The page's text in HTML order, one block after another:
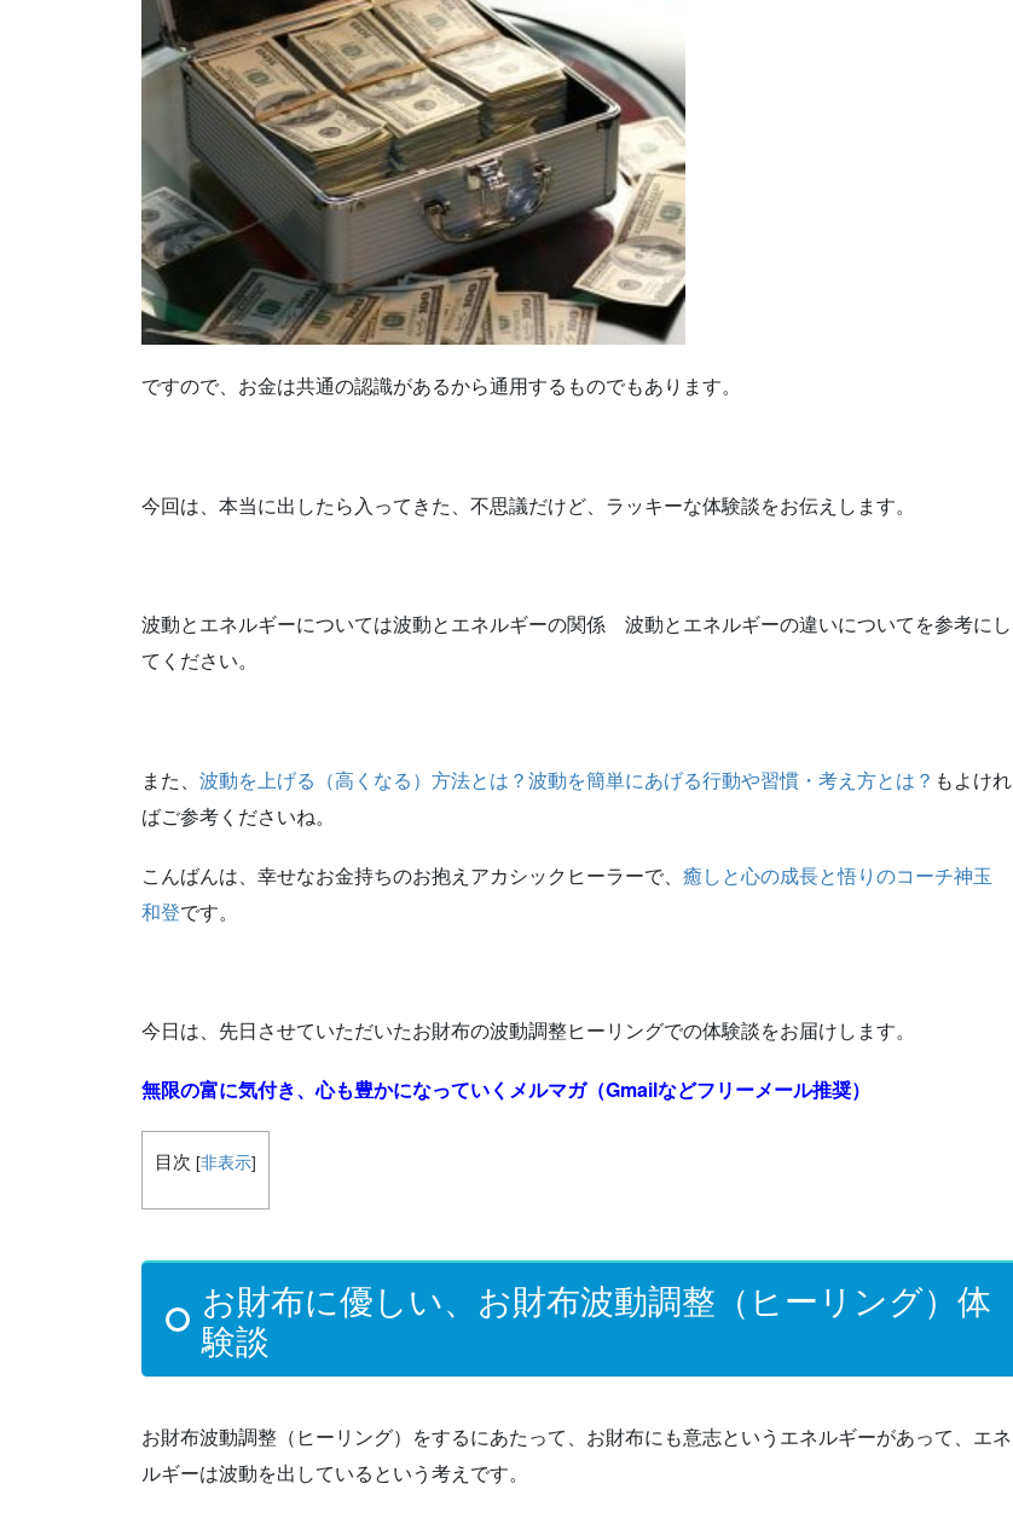
ですので、お金は共通の認識があるから通用するものでもあります。
今回は、本当に出したら入ってきた、不思議だけど、ラッキーな体験談をお伝えします。
波動とエネルギーについては波動とエネルギーの関係 波動とエネルギーの違いについてを参考にし
てください。
また、 波動を上げる（高くなる）方法とは？波動を簡単にあげる行動や習慣・考え方とは？ もよけれ
ばご参考くださいね。
こんばんは、幸せなお金持ちのお抱えアカシックヒーラーで、 癒しと心の成長と悟りのコーチ神玉
和登です。
今日は、先日させていただいたお財布の波動調整ヒーリングでの体験談をお届けします。
無限の富に気付き、心も豊かになっていくメルマガ（Gmailなどフリーメール推奨）
目次 [非表示]
お財布に優しい、お財布波動調整（ヒーリング）体
験談
お財布波動調整（ヒーリング）をするにあたって、お財布にも意志というエネルギーがあって、エネ
ルギーは波動を出しているという考えです。